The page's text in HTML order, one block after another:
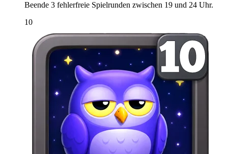
Beende 3 fehlerfreie Spielrunden zwischen 19 und 24 Uhr.
10